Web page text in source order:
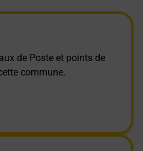
de Poste et points de
commune.